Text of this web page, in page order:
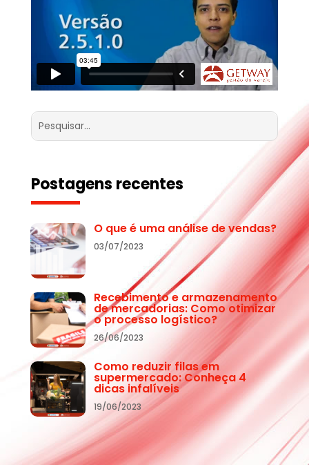
Postagens recentes
O que é uma análise de vendas?
03/07/2023
Recebimento e armazenamento
de mercadorias: Como otimizar
o processo logístico?
26/06/2023
Como reduzir filas em
supermercado: Conheça 4
dicas infalíveis
19/06/2023